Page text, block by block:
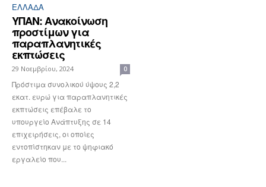
ΕΛΛΆΔΑ
ΥΠΑΝ: Ανακοίνωση
προστίμων για
παραπλανητικές
εκπτώσεις
29 Νοεμβρίου, 2024 0
Πρόστιμα συνολικού ύψους 2,2
εκατ. ευρώ για παραπλανητικές
εκπτώσεις επέβαλε το
υπουργείο Ανάπτυξης σε 14
επιχειρήσεις, οι οποίες
εντοπίστηκαν με το ψηφιακό
εργαλείο που...